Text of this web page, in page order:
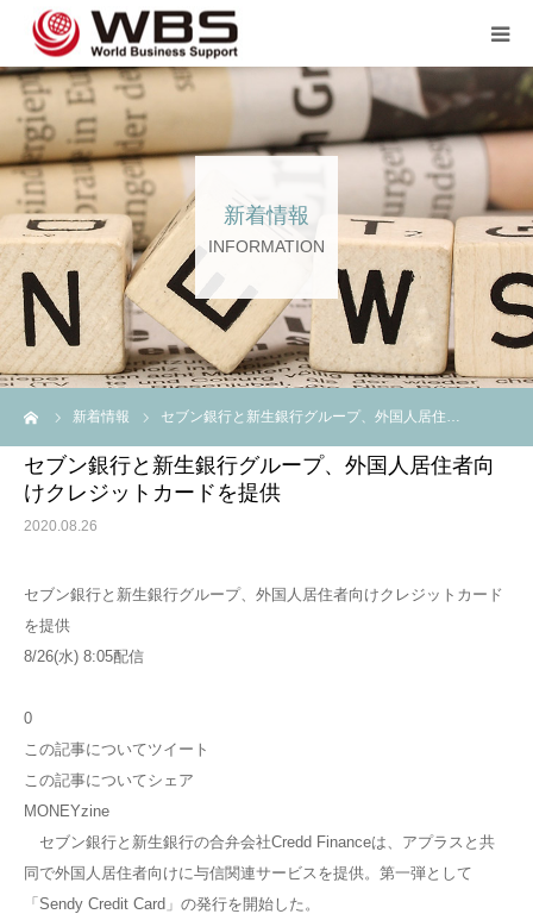
新着情報
INFORMATION
新着情報 セブン銀行と新生銀行グループ、外国人居住…
セブン銀行と新生銀行グループ、外国人居住者向
けクレジットカードを提供
2020.08.26
セブン銀行と新生銀行グループ、外国人居住者向けクレジットカード
を提供
8/26(水) 8:05配信
0
この記事についてツイート
この記事についてシェア
MONEYzine
セブン銀行と新生銀行の合弁会社Credd Financeは、アプラスと共
同で外国人居住者向けに与信関連サービスを提供。第一弾として
「Sendy Credit Card」の発行を開始した。
JP TOP
企業のご担当者の方へ
スタッフ登録の方へ💖💖
企業案内
言語